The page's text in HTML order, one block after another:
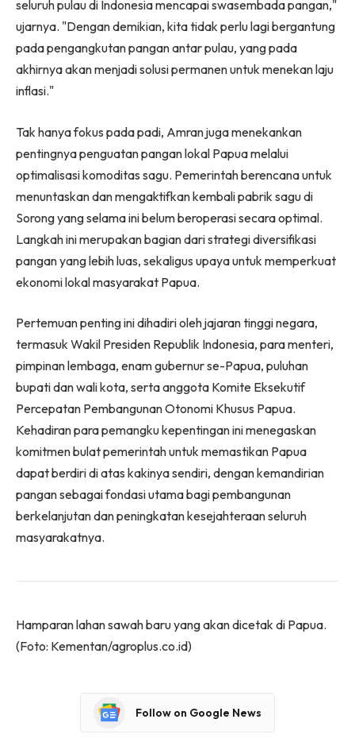
seluruh pulau di Indonesia mencapai swasembada pangan,"
ujarnya. "Dengan demikian, kita tidak perlu lagi bergantung
pada pengangkutan pangan antar pulau, yang pada
akhirnya akan menjadi solusi permanen untuk menekan laju
inflasi."
Tak hanya fokus pada padi, Amran juga menekankan
pentingnya penguatan pangan lokal Papua melalui
optimalisasi komoditas sagu. Pemerintah berencana untuk
menuntaskan dan mengaktifkan kembali pabrik sagu di
Sorong yang selama ini belum beroperasi secara optimal.
Langkah ini merupakan bagian dari strategi diversifikasi
pangan yang lebih luas, sekaligus upaya untuk memperkuat
ekonomi lokal masyarakat Papua.
Pertemuan penting ini dihadiri oleh jajaran tinggi negara,
termasuk Wakil Presiden Republik Indonesia, para menteri,
pimpinan lembaga, enam gubernur se-Papua, puluhan
bupati dan wali kota, serta anggota Komite Eksekutif
Percepatan Pembangunan Otonomi Khusus Papua.
Kehadiran para pemangku kepentingan ini menegaskan
komitmen bulat pemerintah untuk memastikan Papua
dapat berdiri di atas kakinya sendiri, dengan kemandirian
pangan sebagai fondasi utama bagi pembangunan
berkelanjutan dan peningkatan kesejahteraan seluruh
masyarakatnya.
Hamparan lahan sawah baru yang akan dicetak di Papua.
(Foto: Kementan/agroplus.co.id)
Follow on Google News